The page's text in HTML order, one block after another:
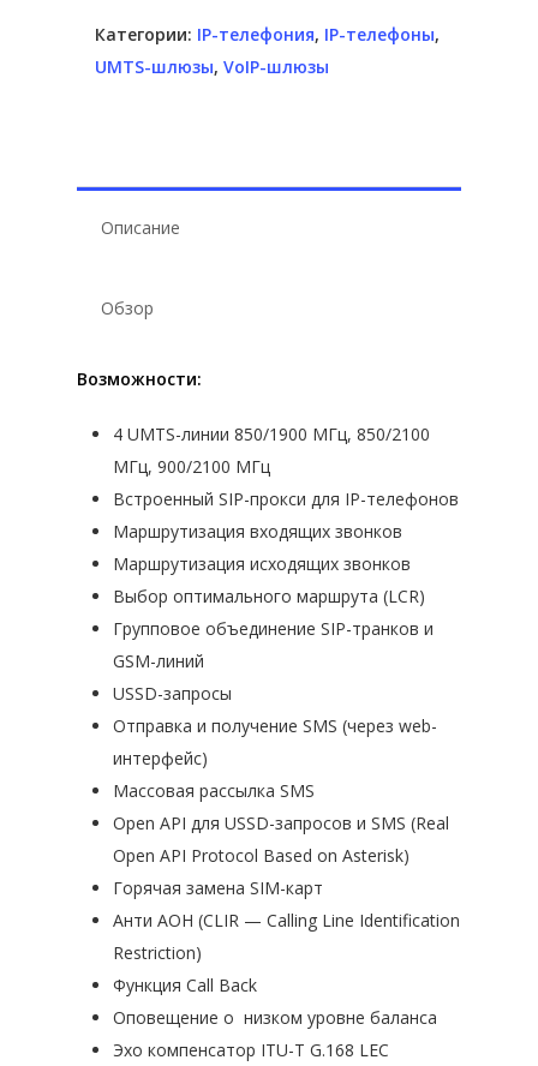
Категории: IP-телефония, IP-телефоны,
UMTS-шлюзы, VoIP-шлюзы
Описание
Обзор
Возможности:
4 UMTS-линии 850/1900 МГц, 850/2100
МГц, 900/2100 МГц
Встроенный SIP-прокси для IP-телефонов
Маршрутизация входящих звонков
Маршрутизация исходящих звонков
Выбор оптимального маршрута (LCR)
Групповое объединение SIP-транков и
GSM-линий
USSD-запросы
Отправка и получение SMS (через web-
интерфейс)
Массовая рассылка SMS
Open API для USSD-запросов и SMS (Real
Open API Protocol Based on Asterisk)
Горячая замена SIM-карт
Анти АОН (CLIR — Calling Line Identification
Restriction)
Функция Call Back
Оповещение о низком уровне баланса
Эхо компенсатор ITU-T G.168 LEC
ПРОМЫШЛЕННАЯ
ПРОМЫШЛЕННАЯ
КОМПЬЮТЕРЫ И СЕРВЕРЫ
НОУТБУКИ LATITUDE
НОУТБУКИ INSPIRON
СЕРВЕРЫ
СЕРВЕРЫ В КОРПУСЕ
СИСТЕМЫ ХРАНЕНИЯ
ПРОГРАММНО
IP-ТЕЛЕФОНИЯ
VOIP-ШЛЮЗЫ
ГАРНИТУРЫ
1C БИТРИКС —
СИСТЕМА УПРАВЛЕНИЯ
ПРЕДПРИЯТИЯ
BPM’ONLINESALES — CRM-
ТИПОВ
О НАС
СЕРТИФИКАТЫ